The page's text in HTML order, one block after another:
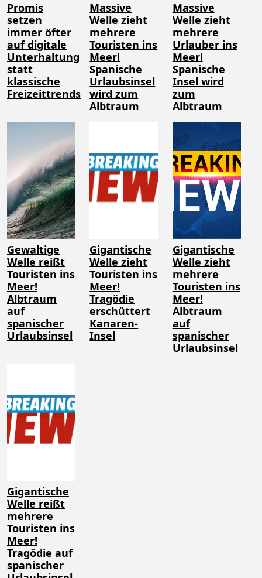
Promis
setzen
immer öfter
auf digitale
Unterhaltung
statt
klassische
Freizeittrends
Massive
Welle zieht
mehrere
Touristen ins
Meer!
Spanische
Urlaubsinsel
wird zum
Albtraum
Massive
Welle zieht
mehrere
Urlauber ins
Meer!
Spanische
Insel wird
zum
Albtraum
Gewaltige
Welle reißt
Touristen ins
Meer!
Albtraum
auf
spanischer
Urlaubsinsel
Gigantische
Welle zieht
Touristen ins
Meer!
Tragödie
erschüttert
Kanaren-
Insel
Gigantische
Welle zieht
mehrere
Touristen ins
Meer!
Albtraum
auf
spanischer
Urlaubsinsel
Gigantische
Welle reißt
mehrere
Touristen ins
Meer!
Tragödie auf
spanischer